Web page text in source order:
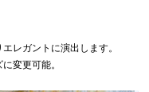
レガントに演出します。
変更可能。